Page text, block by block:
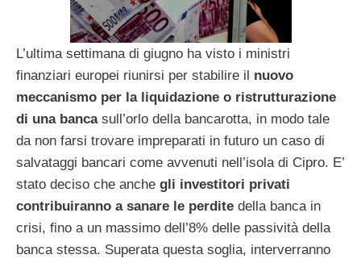
L’ultima settimana di giugno ha visto i ministri
finanziari europei riunirsi per stabilire il nuovo
meccanismo per la liquidazione o ristrutturazione
di una banca sull’orlo della bancarotta, in modo tale
da non farsi trovare impreparati in futuro un caso di
salvataggi bancari come avvenuti nell’isola di Cipro. E’
stato deciso che anche gli investitori privati
contribuiranno a sanare le perdite della banca in
crisi, fino a un massimo dell’8% delle passività della
banca stessa. Superata questa soglia, interverranno